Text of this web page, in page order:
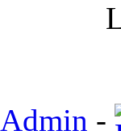
Admin -